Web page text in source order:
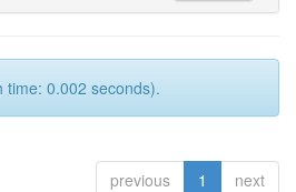
time: 0.002 seconds).
previous 1 next